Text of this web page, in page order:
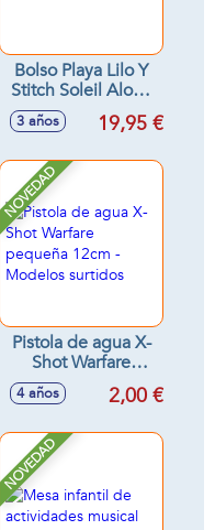
Bolso Playa Lilo Y
Stitch Soleil Aloha
37x52x17cm
3 años 19,95 €
NOVEDAD
Pistola de agua X-
Shot Warfare
pequeña 12cm -
Modelos surtidos
4 años 2,00 €
NOVEDAD